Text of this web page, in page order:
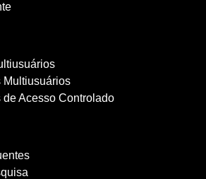
Multiusuários
de Acesso Controlado